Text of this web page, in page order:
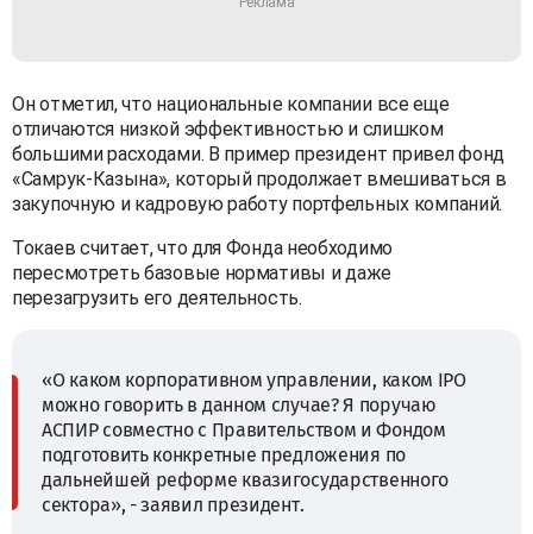
Он отметил, что национальные компании все еще
отличаются низкой эффективностью и слишком
большими расходами. В пример президент привел фонд
«Самрук-Казына», который продолжает вмешиваться в
закупочную и кадровую работу портфельных компаний.
Токаев считает, что для Фонда необходимо
пересмотреть базовые нормативы и даже
перезагрузить его деятельность.
«О каком корпоративном управлении, каком IPO
можно говорить в данном случае? Я поручаю
АСПИР совместно с Правительством и Фондом
подготовить конкретные предложения по
дальнейшей реформе квазигосударственного
сектора», - заявил президент.